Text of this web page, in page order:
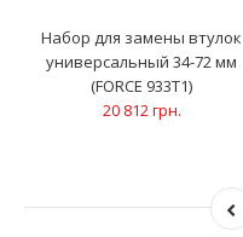
Набор для замены втулок
универсальный 34-72 мм
(FORCE 933T1)
20 812 грн.